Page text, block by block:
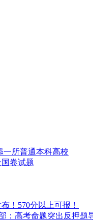
一所普通本科高校
卷试题
！570分以上可报！
：高考命题突出反押